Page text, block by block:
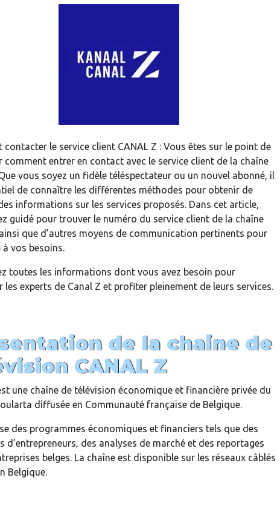
contacter le service client CANAL Z : Vous êtes sur le point de
comment entrer en contact avec le service client de la chaîne
vous soyez un fidèle téléspectateur ou un nouvel abonné, il
de connaître les différentes méthodes pour obtenir de
informations sur les services proposés. Dans cet article,
guidé pour trouver le numéro du service client de la chaîne
que d’autres moyens de communication pertinents pour
à vos besoins.
toutes les informations dont vous avez besoin pour
les experts de Canal Z et profiter pleinement de leurs services.
de la chaine de
CANAL Z
une chaîne de télévision économique et financière privée du
diffusée en Communauté française de Belgique.
des programmes économiques et financiers tels que des
d’entrepreneurs, des analyses de marché et des reportages
belges. La chaîne est disponible sur les réseaux câblés
Belgique.